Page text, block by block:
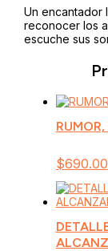
Un encantador
reconocer los
escuche sus
RUMOR,
$690.00